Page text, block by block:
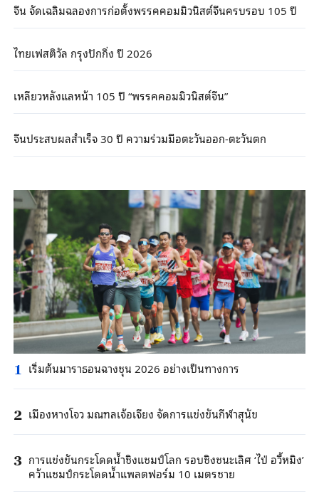
จีน จัดเฉลิมฉลองการก่อตั้งพรรคคอมมิวนิสต์จีนครบรอบ 105 ปี
ไทยเฟสติวัล กรุงปักกิ่ง ปี 2026
เหลียวหลังแลหน้า 105 ปี “พรรคคอมมิวนิสต์จีน”
จีนประสบผลสำเร็จ 30 ปี ความร่วมมือตะวันออก-ตะวันตก
1 เริ่มต้นมาราธอนฉางชุน 2026 อย่างเป็นทางการ
2 เมืองหางโจว มณฑลเจ้อเจียง จัดการแข่งขันกีฬาสุนัข
3 การแข่งขันกระโดดน้ำชิงแชมป์โลก รอบชิงชนะเลิศ ‘ไป่ อวี้หมิง’
คว้าแชมป์กระโดดน้ำแพลตฟอร์ม 10 เมตรชาย